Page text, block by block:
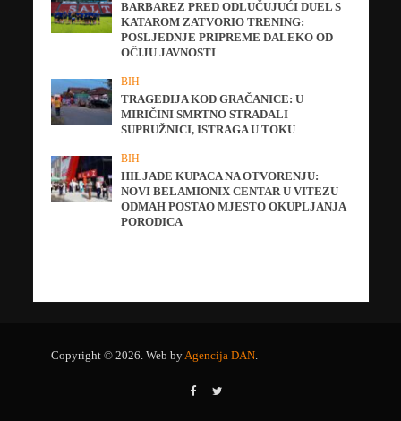
BARBAREZ PRED ODLUČUJUĆI DUEL S
KATAROM ZATVORIO TRENING:
POSLJEDNJE PRIPREME DALEKO OD
OČIJU JAVNOSTI
BIH
TRAGEDIJA KOD GRAČANICE: U
MIRIČINI SMRTNO STRADALI
SUPRUŽNICI, ISTRAGA U TOKU
BIH
HILJADE KUPACA NA OTVORENJU:
NOVI BELAMIONIX CENTAR U VITEZU
ODMAH POSTAO MJESTO OKUPLJANJA
PORODICA
Copyright © 2026. Web byAgencija DAN.